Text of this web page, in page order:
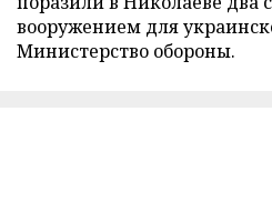
вооружением для
Министерство обороны.